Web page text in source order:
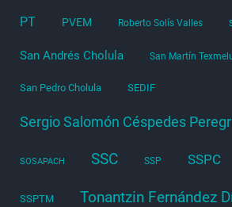
PT PVEM Roberto Solís Valles
San Andrés Cholula San Martín
San Pedro Cholula SEDIF
Sergio Salomón Céspedes
SOSAPACH SSC SSP SSPC
SSPTM Tonantzin Fernández